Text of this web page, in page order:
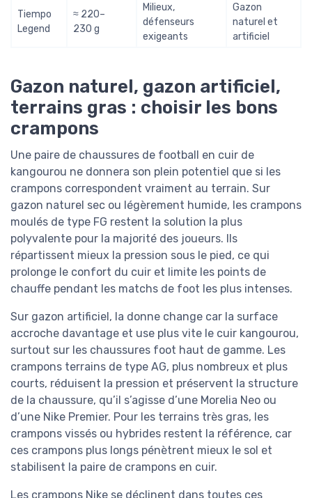
Tiempo
Legend
≈ 220–
230 g
Milieux,
défenseurs
exigeants
Gazon
naturel et
artificiel
Gazon naturel, gazon artificiel,
terrains gras : choisir les bons
crampons
Une paire de chaussures de football en cuir de
kangourou ne donnera son plein potentiel que si les
crampons correspondent vraiment au terrain. Sur
gazon naturel sec ou légèrement humide, les crampons
moulés de type FG restent la solution la plus
polyvalente pour la majorité des joueurs. Ils
répartissent mieux la pression sous le pied, ce qui
prolonge le confort du cuir et limite les points de
chauffe pendant les matchs de foot les plus intenses.
Sur gazon artificiel, la donne change car la surface
accroche davantage et use plus vite le cuir kangourou,
surtout sur les chaussures foot haut de gamme. Les
crampons terrains de type AG, plus nombreux et plus
courts, réduisent la pression et préservent la structure
de la chaussure, qu’il s’agisse d’une Morelia Neo ou
d’une Nike Premier. Pour les terrains très gras, les
crampons vissés ou hybrides restent la référence, car
ces crampons plus longs pénètrent mieux le sol et
stabilisent la paire de crampons en cuir.
Les crampons Nike se déclinent dans toutes ces